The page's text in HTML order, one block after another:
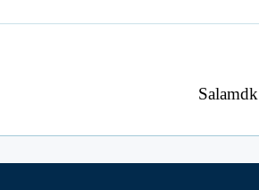
Salamdk